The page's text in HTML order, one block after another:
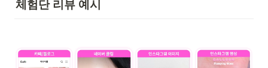
체험단 리뷰 예시